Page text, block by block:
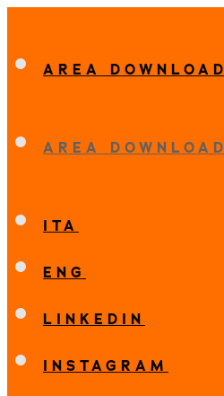
AREA DOWNLOAD
AREA DOWNLOAD
ITA
ENG
LINKEDIN
INSTAGRAM